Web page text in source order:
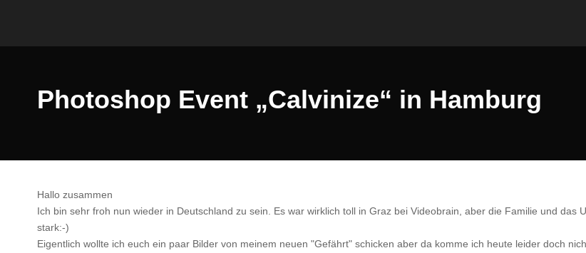
Photoshop Event „Calvinize“ in Hamburg
Hallo zusammen
Ich bin sehr froh nun wieder in Deutschland zu sein. Es war wirklich toll in Graz bei Videobrain, aber die Familie und das
stark:-)
Eigentlich wollte ich euch ein paar Bilder von meinem neuen "Gefährt" schicken aber da komme ich heute leider doch